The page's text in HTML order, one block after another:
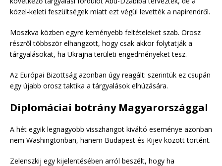
közel-keleti feszültségek miatt ezt végül levették a napirendről.
Moszkva közben egyre keményebb feltételeket szab. Orosz
részről többször elhangzott, hogy csak akkor folytatják a
tárgyalásokat, ha Ukrajna területi engedményeket tesz.
Az Európai Bizottság azonban úgy reagált: szerintük ez csupán
egy újabb orosz taktika a tárgyalások elhúzására.
Diplomáciai botrány Magyarországgal
A hét egyik legnagyobb visszhangot kiváltó eseménye azonban
nem Washingtonban, hanem Budapest és Kijev között történt.
Zelenszkij egy kijelentésében arról beszélt, hogy ha